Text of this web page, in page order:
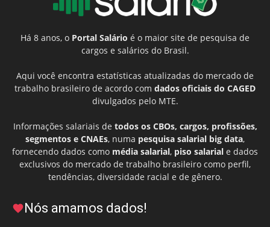
Há 8 anos, o Portal Salário é o maior site de pesquisa de
cargos e salários do Brasil.
Aqui você encontra estatísticas atualizadas do mercado de
trabalho brasileiro de acordo com dados oficiais do CAGED
divulgados pelo MTE.
Informações salariais de todos os CBOs, cargos, profissões,
segmentos e CNAEs, numa pesquisa salarial big data,
fornecendo dados como média salarial, piso salarial e dados
exclusivos do mercado de trabalho brasileiro como perfil,
tendências, diversidade racial e de gênero.
Nós amamos dados!